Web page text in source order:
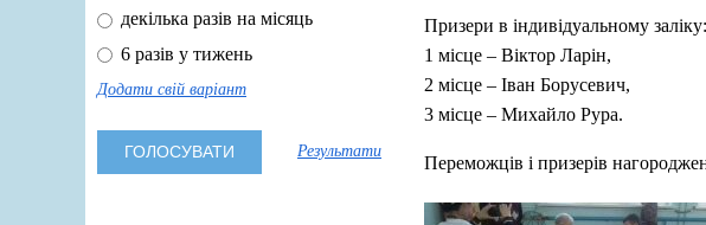
декілька разів на місяць
6 разів у тижень
Додати свій варіант
Результати
Призери в індивідуальному заліку:
1 місце – Віктор Ларін,
2 місце – Іван Борусевич,
3 місце – Михайло Рура.
Переможців і призерів